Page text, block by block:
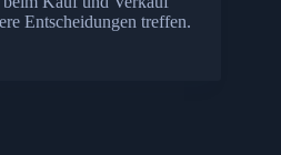
Entscheidungen treffen.